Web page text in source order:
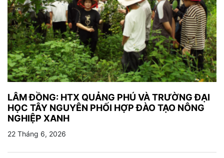
LÂM ĐỒNG: HTX QUẢNG PHÚ VÀ TRƯỜNG ĐẠI
HỌC TÂY NGUYÊN PHỐI HỢP ĐÀO TẠO NÔNG
NGHIỆP XANH
22 Tháng 6, 2026